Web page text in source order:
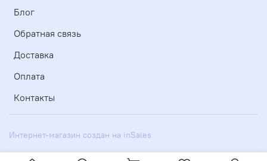
Блог
Обратная связь
Доставка
Оплата
Контакты
Интернет-магазин создан на inSales